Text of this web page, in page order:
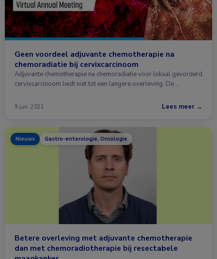
Geen voordeel adjuvante chemotherapie na
chemoradiatie bij cervixcarcinoom
Adjuvante chemotherapie na chemoradiatie voor lokaal gevorderd
cervixcarcinoom leidt niet tot een langere overleving. De …
9 jun. 2021 Lees meer →
Nieuws Gastro-enterologie, Oncologie
Betere overleving met adjuvante chemotherapie
dan met chemoradiotherapie bij resectabele